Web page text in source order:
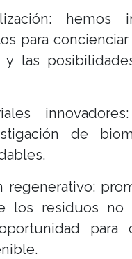
hemos
para
las
de
los residuos no
para